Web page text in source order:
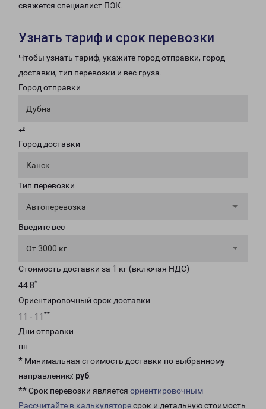
свяжется специалист ПЭК.
Узнать тариф и срок перевозки
Чтобы узнать тариф, укажите город отправки, город
доставки, тип перевозки и вес груза.
Город отправки
Дубна
⇄
Город доставки
Канск
Тип перевозки
Автоперевозка
Введите вес
От 3000 кг
Стоимость доставки за 1 кг (включая НДС)
44.8*
Ориентировочный срок доставки
11 - 11 **
Дни отправки
пн
* Минимальная стоимость доставки по выбранному
направлению: руб.
** Срок перевозки является ориентировочным
Рассчитайте в калькуляторесрок и детальную стоимость